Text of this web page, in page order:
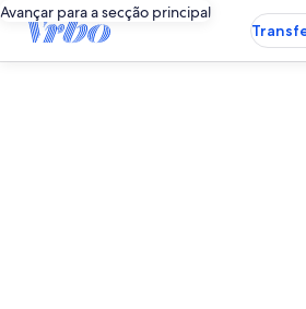
Avançar para a secção principal